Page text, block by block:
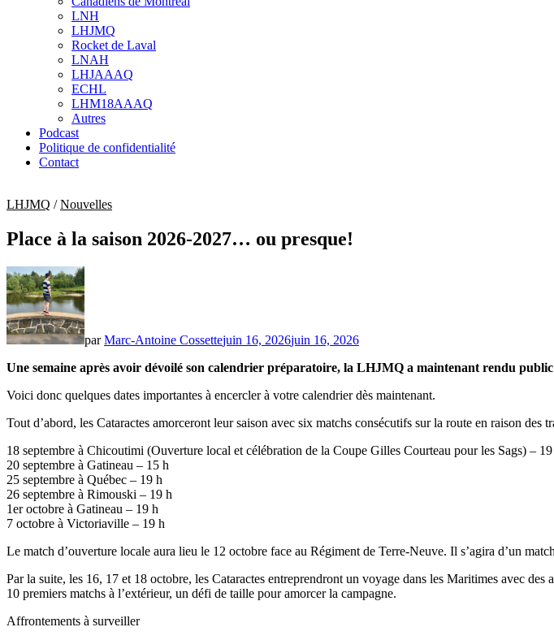
sub
menu
LNH
LHJMQ
Rocket de Laval
LNAH
LHJAAAQ
ECHL
LHM18AAAQ
Autres
Podcast
Politique de confidentialité
Contact
LHJMQ /Nouvelles
Place à la saison 2026-2027… ou presque!
parMarc-Antoine Cossettejuin 16, 2026juin 16, 2026
Une semaine après avoir dévoilé son calendrier préparatoire, la LHJMQ a maintenant rendu
Voici donc quelques dates importantes à encercler à votre calendrier dès maintenant.
Tout d’abord, les Cataractes amorceront leur saison avec six matchs consécutifs sur la route en raison des
18 septembre à Chicoutimi (Ouverture local et célébration de la Coupe Gilles Courteau pour les Sags) – 19
20 septembre à Gatineau – 15 h
25 septembre à Québec – 19 h
26 septembre à Rimouski – 19 h
1er octobre à Gatineau – 19 h
7 octobre à Victoriaville – 19 h
Le match d’ouverture locale aura lieu le 12 octobre face au Régiment de Terre-Neuve. Il s’agira d’un
Par la suite, les 16, 17 et 18 octobre, les Cataractes entreprendront un voyage dans les Maritimes avec
10 premiers matchs à l’extérieur, un défi de taille pour amorcer la campagne.
Affrontements à surveiller